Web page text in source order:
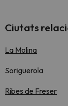
Ciutats
La Molina
Soriguerola
Ribes de Freser